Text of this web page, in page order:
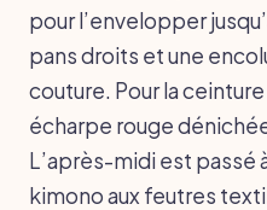
pour l’envelopper
pans droits et une
couture. Pour la
écharpe rouge
L’après-midi est passé
kimono aux feutres